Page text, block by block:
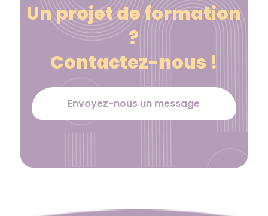
Un projet de formation
?
Contactez-nous !
Envoyez-nous un message